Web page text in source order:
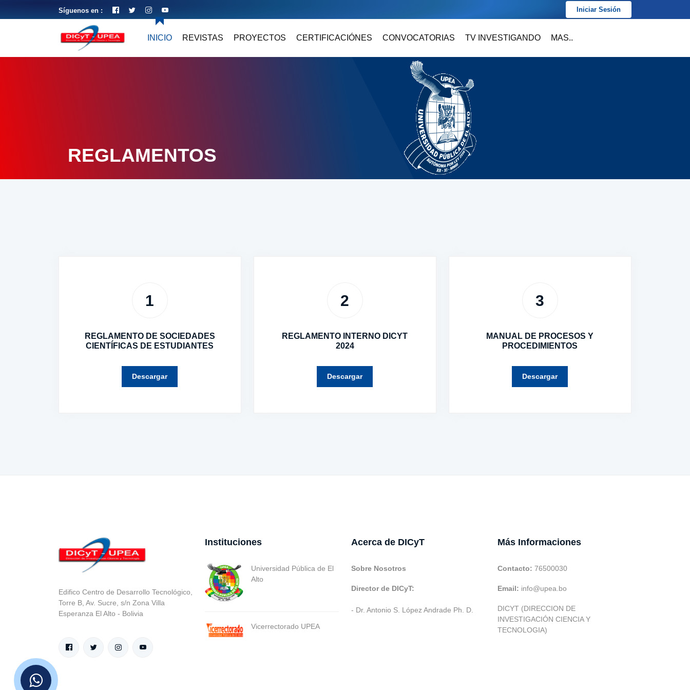
Síguenos en : Iniciar Sesión
INICIO REVISTAS PROYECTOS CERTIFICACIÓNES CONVOCATORIAS TV INVESTIGANDO MAS..
REGLAMENTOS
1
REGLAMENTO DE SOCIEDADES
CIENTÍFICAS DE ESTUDIANTES
Descargar
2
REGLAMENTO INTERNO DICYT
2024
Descargar
3
MANUAL DE PROCESOS Y
PROCEDIMIENTOS
Descargar
Edifico Centro de Desarrollo Tecnológico,
Torre B, Av. Sucre, s/n Zona Villa
Esperanza El Alto - Bolivia
Instituciones
Universidad Pública de El
Alto
Vicerrectorado UPEA
Acerca de DICyT
Sobre Nosotros
Director de DICyT:
- Dr. Antonio S. López Andrade Ph. D.
Más Informaciones
Contacto: 76500030
Email: info@upea.bo
DICYT (DIRECCION DE
INVESTIGACIÓN CIENCIA Y
TECNOLOGIA)